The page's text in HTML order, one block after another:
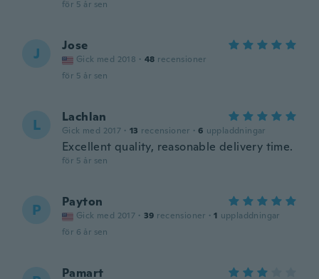
för 5 år sen
J Jose
Gick med 2018 · 48 recensioner
för 5 år sen
L Lachlan
Gick med 2017 · 13 recensioner · 6 uppladdningar
Excellent quality, reasonable delivery time.
för 5 år sen
P Payton
Gick med 2017 · 39 recensioner · 1 uppladdningar
för 6 år sen
Pamart